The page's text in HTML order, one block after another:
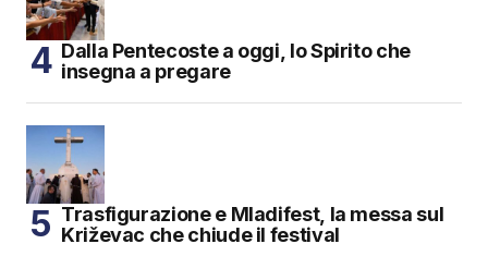
Dalla Pentecoste a oggi, lo Spirito che
insegna a pregare
Trasfigurazione e Mladifest, la messa sul
Križevac che chiude il festival